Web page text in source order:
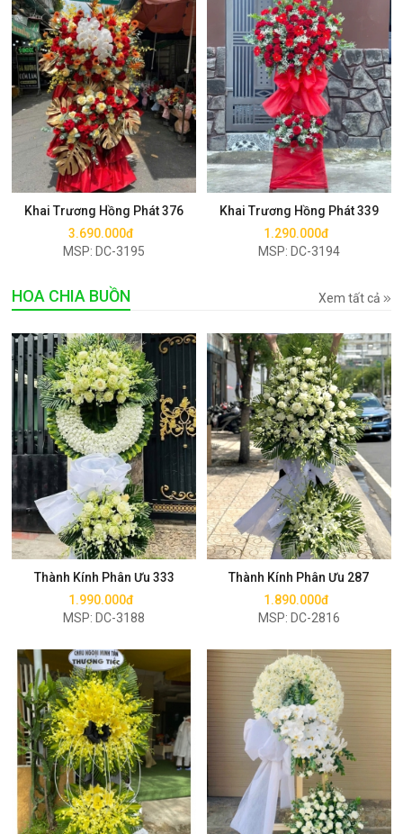
Khai Trương Hồng Phát 376
3.690.000đ
MSP: DC-3195
Mua ngay
Khai Trương Hồng Phát 339
1.290.000đ
MSP: DC-3194
Mua ngay
HOA CHIA BUỒN Xem tất cả
Thành Kính Phân Ưu 333
1.990.000đ
MSP: DC-3188
Mua ngay
Thành Kính Phân Ưu 287
1.890.000đ
MSP: DC-2816
Mua ngay